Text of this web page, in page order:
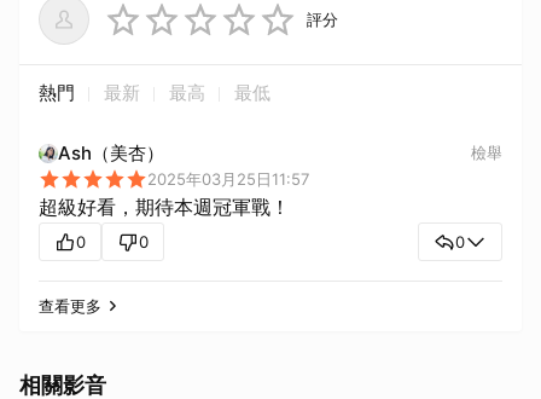
評分
熱門 最新 最高 最低
Ash（美杏）
2025年03月25日11:57
檢舉
超級好看，期待本週冠軍戰！
0 0 0
查看更多
相關影音